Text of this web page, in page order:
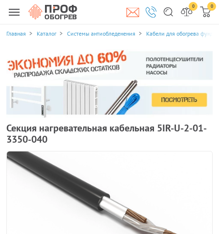
0 0
Главная Каталог Системы антиобледенения Кабели для обогрева
Секция нагревательная кабельная 5IR-U-2-01-
3350-040